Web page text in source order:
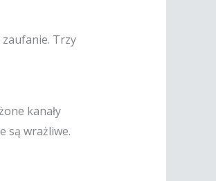
Trzy
kanały
są wrażliwe.